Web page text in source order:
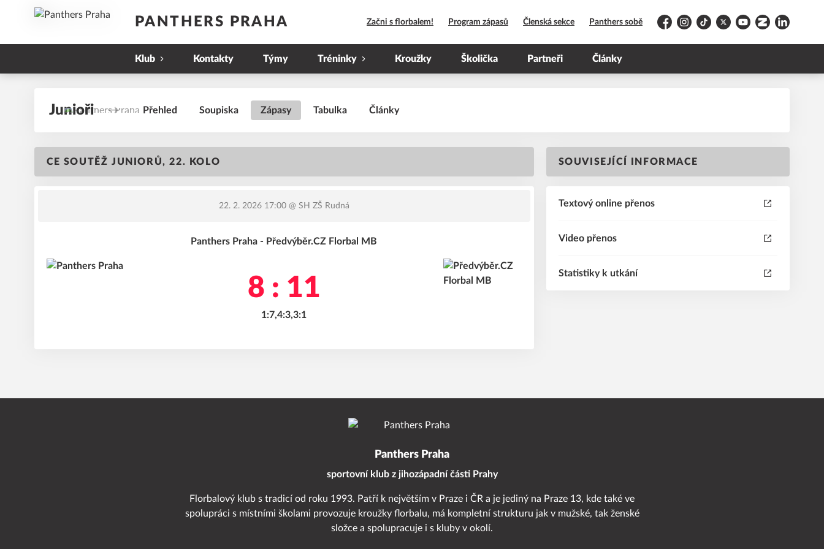
PANTHERS PRAHA Začni s florbalem! Program zápasů Členská sekce Panthers sobě
FacebookInstagram
TikTokPlatform X
YouTubeZoneramaLinkedIn
Klub Kontakty Týmy Tréninky Kroužky Školička Partneři Články
Junioři Přehled Soupiska Zápasy Tabulka Články
CE SOUTĚŽ JUNIORŮ, 22. KOLO
22. 2. 2026 17:00@ SH ZŠ Rudná
Panthers Praha - Předvýběr.CZ Florbal MB
8 : 11
1:7,4:3,3:1
SOUVISEJÍCÍ INFORMACE
Textový online přenos
Video přenos
Statistiky k utkání
Panthers Praha
sportovní klub z jihozápadní části Prahy
Florbalový klub s tradicí od roku 1993. Patří k největším v Praze i ČR a je jediný na Praze 13, kde také ve
spolupráci s místními školami provozuje kroužky florbalu, má kompletní strukturu jak v mužské, tak ženské
složce a spolupracuje i s kluby v okolí.